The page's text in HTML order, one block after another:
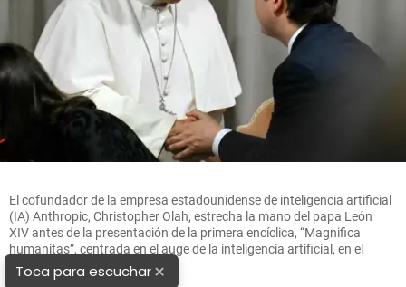
El cofundador de la empresa estadounidense de inteligencia artificial
(IA) Anthropic, Christopher Olah, estrecha la mano del papa León
XIV antes de la presentación de la primera encíclica, “Magnifica
humanitas”, centrada en el auge de la inteligencia artificial, en el
Vaticano. FOTO: AFP.
Toca para escuchar×